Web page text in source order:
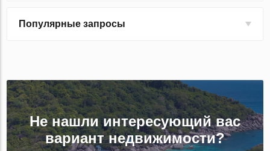
Популярные запросы
Не нашли интересующий вас
вариант недвижимости?